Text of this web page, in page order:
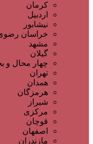
کرمان
اردبیل
نیشابور
خراسان
مشهد
گیلان
چهار محال و
تهران
همدان
هرمزگان
شیراز
مرکزی
قوچان
اصفهان
مازندران